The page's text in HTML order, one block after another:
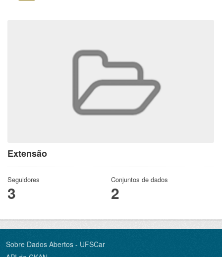
Extensão
Seguidores
3
Conjuntos de dados
2
Sobre Dados Abertos - UFSCar